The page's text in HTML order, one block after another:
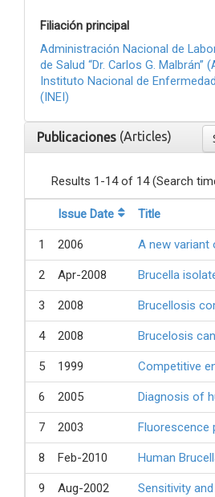
Filiación principal
Administración Nacional de
de Salud “Dr. Carlos G. Malbrán”
Instituto Nacional de
(INEI)
Publicaciones (Articles)
Results 1-14 of 14 (Search
Issue Date Title
1 2006 A new variant
2 Apr-2008 Brucella
3 2008 Brucellosis
4 2008 Brucelosis
5 1999 Competitive
6 2005 Diagnosis of
7 2003
8 Feb-2010 Human
9 Aug-2002 Sensitivity